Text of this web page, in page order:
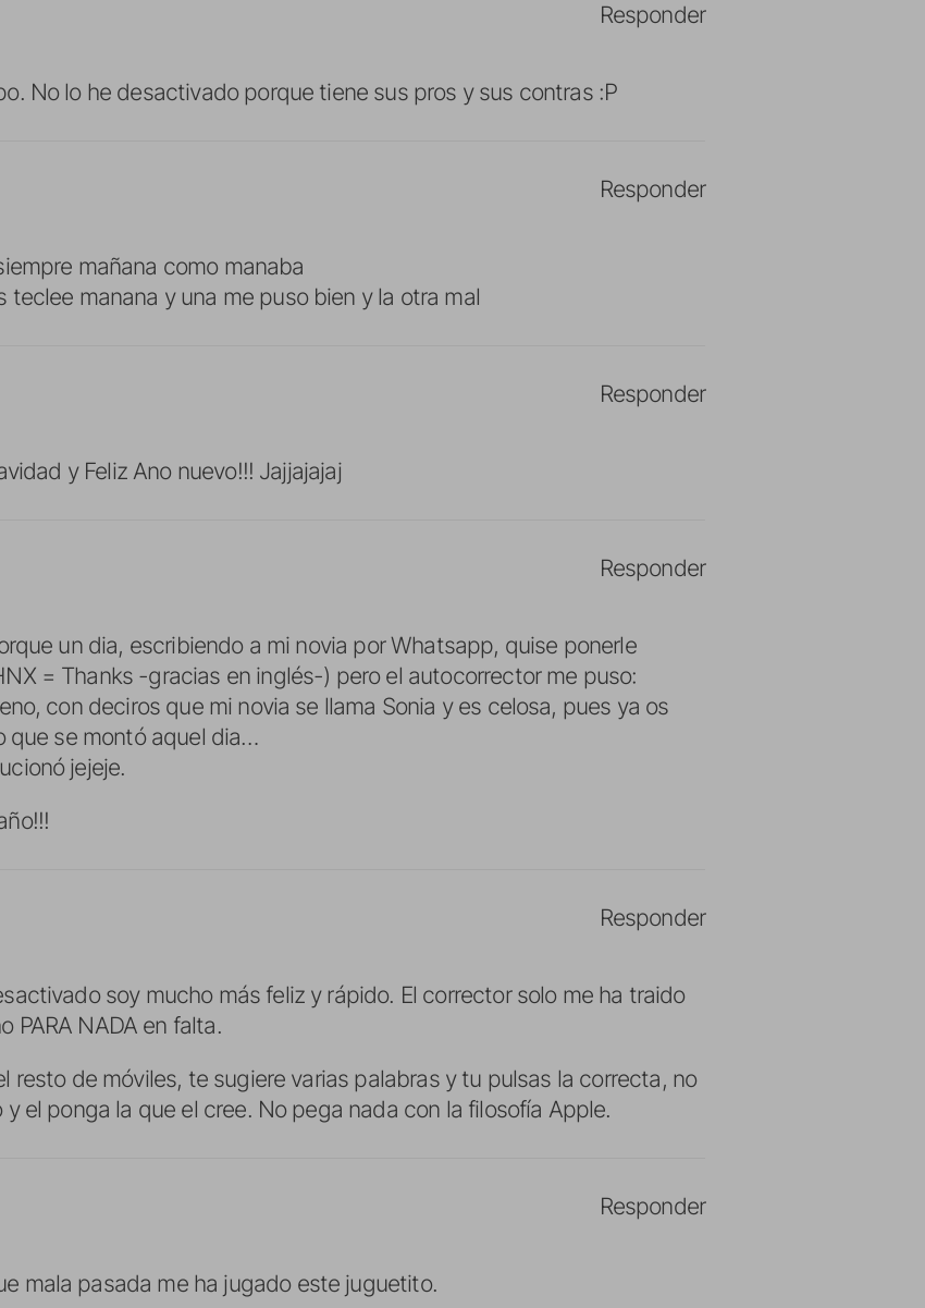
No lo he desactivado porque tiene sus pros y sus contras :P
Responder
mañana como manaba
teclee manana y una me puso bien y la otra mal
Responder
y Feliz Ano nuevo!!! Jajjajajaj
Responder
un dia, escribiendo a mi novia por Whatsapp, quise ponerle
= Thanks -gracias en inglés-) pero el autocorrector me puso:
con deciros que mi novia se llama Sonia y es celosa, pues ya os
que se montó aquel dia…
jejeje.
Responder
soy mucho más feliz y rápido. El corrector solo me ha traido
PARA NADA en falta.
resto de móviles, te sugiere varias palabras y tu pulsas la correcta, no
el ponga la que el cree. No pega nada con la filosofía Apple.
Responder
mala pasada me ha jugado este juguetito.
Responder